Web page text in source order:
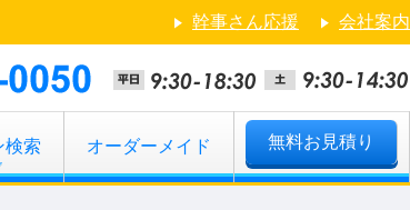
幹事さん応援 会社案内
検索 オーダーメイド 無料お見積り